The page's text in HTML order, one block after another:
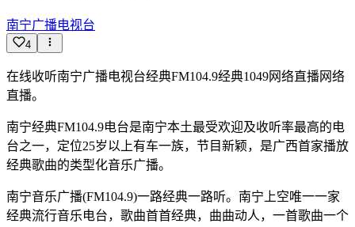
南宁广播电视台
4
在线收听南宁广播电视台经典FM104.9经典1049网络直播网络
直播。
南宁经典FM104.9电台是南宁本土最受欢迎及收听率最高的电
台之一，定位25岁以上有车一族，节目新颖，是广西首家播放
经典歌曲的类型化音乐广播。
南宁音乐广播(FM104.9)一路经典一路听。南宁上空唯一一家
经典流行音乐电台，歌曲首首经典，曲曲动人，一首歌曲一个